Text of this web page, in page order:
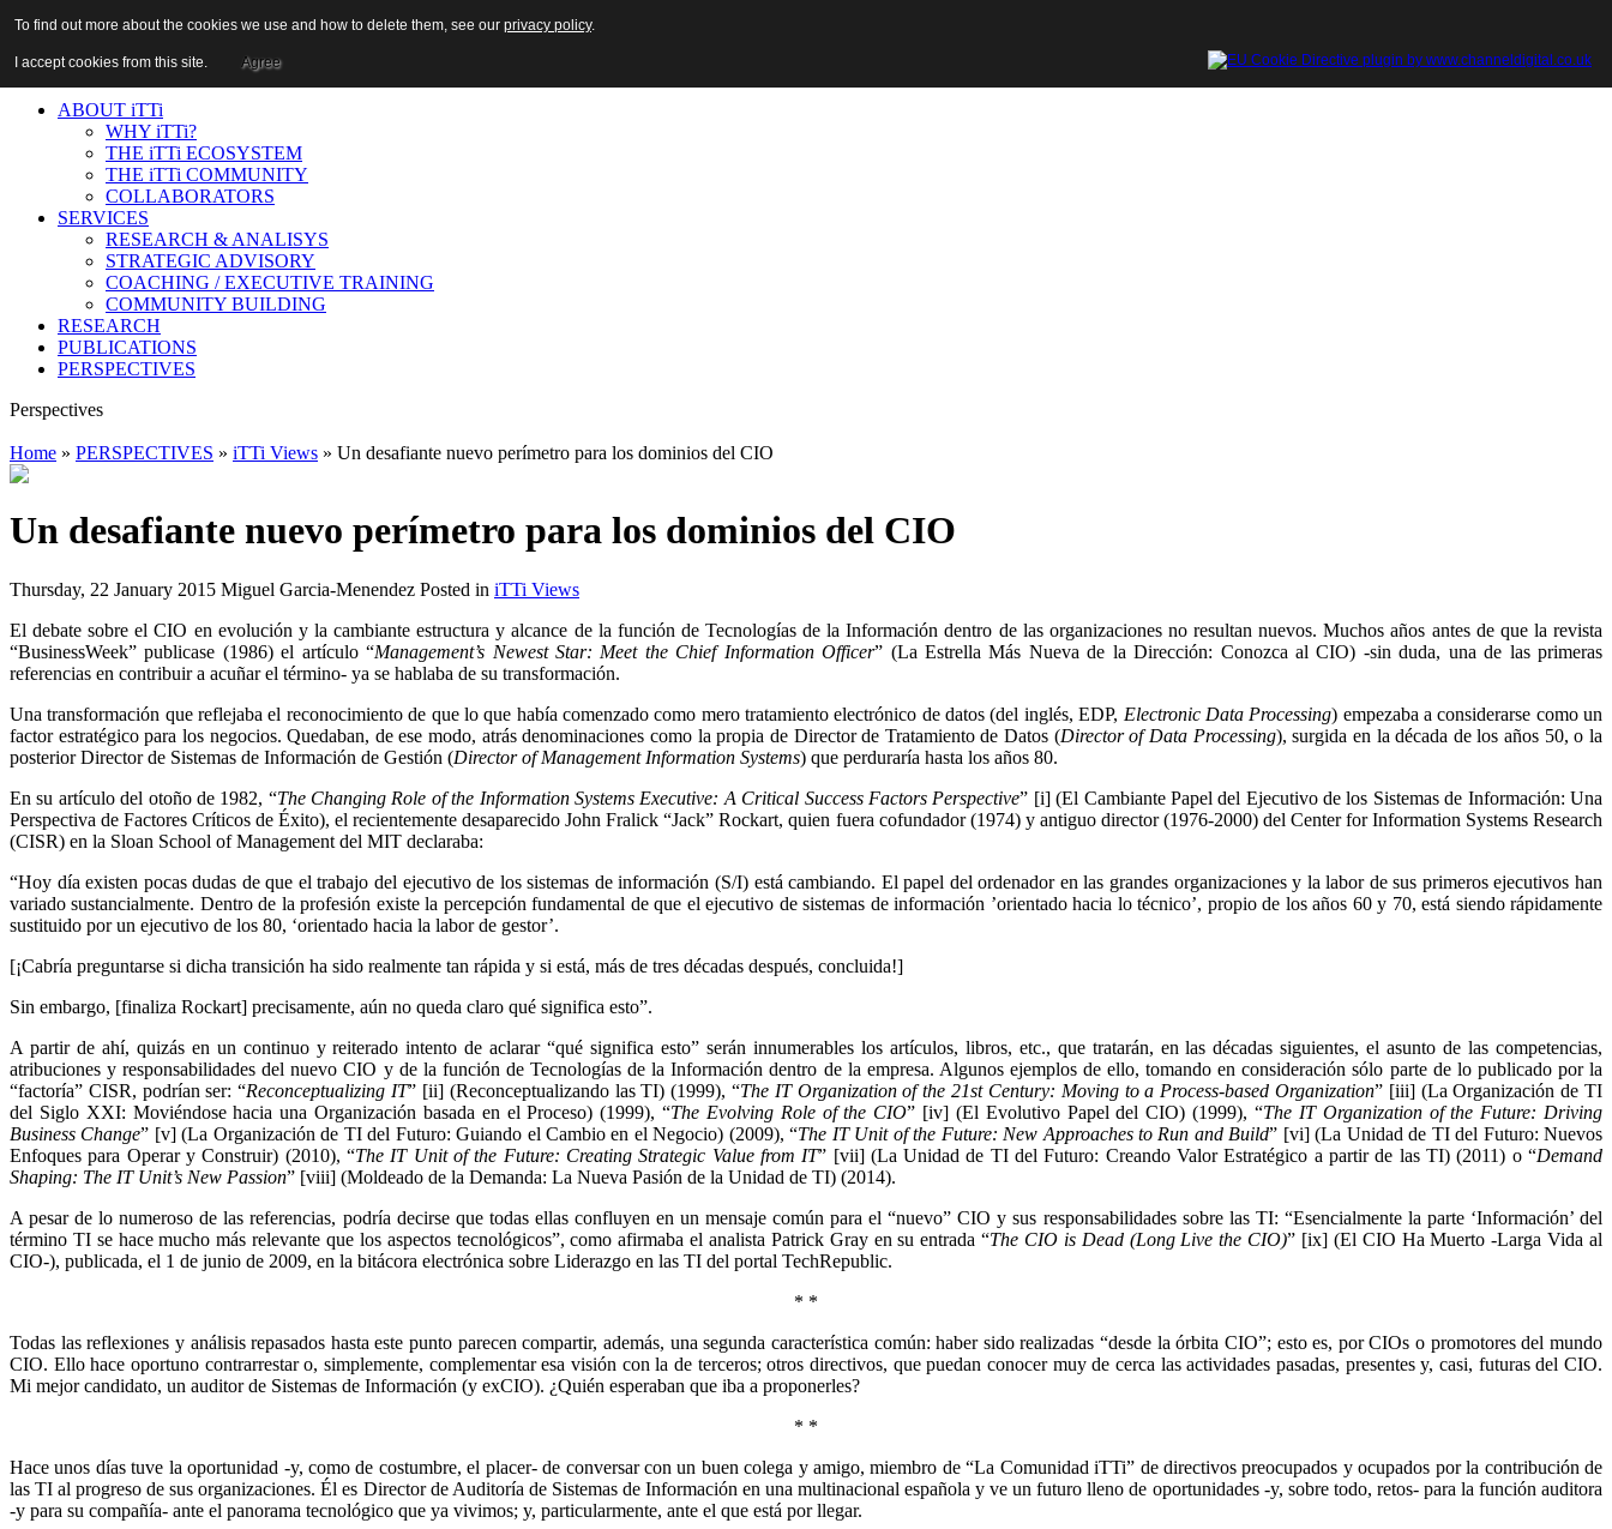
ABOUT iTTi
WHY iTTi?
THE iTTi ECOSYSTEM
THE iTTi COMMUNITY
COLLABORATORS
SERVICES
RESEARCH & ANALISYS
STRATEGIC ADVISORY
COACHING / EXECUTIVE TRAINING
COMMUNITY BUILDING
RESEARCH
PUBLICATIONS
PERSPECTIVES
Perspectives
Home » PERSPECTIVES » iTTi Views » Un desafiante nuevo perímetro para los dominios del CIO
Un desafiante nuevo perímetro para los dominios del CIO
Thursday, 22 January 2015 Miguel Garcia-Menendez Posted in iTTi Views
El debate sobre el CIO en evolución y la cambiante estructura y alcance de la función de Tecnologías de la Información dentro de las organizaciones no resultan nuevos. Muchos años antes de que la revista
“BusinessWeek” publicase (1986) el artículo “Management’s Newest Star: Meet the Chief Information Officer” (La Estrella Más Nueva de la Dirección: Conozca al CIO) -sin duda, una de las primeras
referencias en contribuir a acuñar el término- ya se hablaba de su transformación.
Una transformación que reflejaba el reconocimiento de que lo que había comenzado como mero tratamiento electrónico de datos (del inglés, EDP, Electronic Data Processing) empezaba a considerarse como un
factor estratégico para los negocios. Quedaban, de ese modo, atrás denominaciones como la propia de Director de Tratamiento de Datos (Director of Data Processing), surgida en la década de los años 50, o la
posterior Director de Sistemas de Información de Gestión (Director of Management Information Systems) que perduraría hasta los años 80.
En su artículo del otoño de 1982, “The Changing Role of the Information Systems Executive: A Critical Success Factors Perspective” [i] (El Cambiante Papel del Ejecutivo de los Sistemas de Información: Una
Perspectiva de Factores Críticos de Éxito), el recientemente desaparecido John Fralick “Jack” Rockart, quien fuera cofundador (1974) y antiguo director (1976-2000) del Center for Information Systems Research
(CISR) en la Sloan School of Management del MIT declaraba:
“Hoy día existen pocas dudas de que el trabajo del ejecutivo de los sistemas de información (S/I) está cambiando. El papel del ordenador en las grandes organizaciones y la labor de sus primeros ejecutivos han
variado sustancialmente. Dentro de la profesión existe la percepción fundamental de que el ejecutivo de sistemas de información ’orientado hacia lo técnico’, propio de los años 60 y 70, está siendo rápidamente
sustituido por un ejecutivo de los 80, ‘orientado hacia la labor de gestor’.
[¡Cabría preguntarse si dicha transición ha sido realmente tan rápida y si está, más de tres décadas después, concluida!]
Sin embargo, [finaliza Rockart] precisamente, aún no queda claro qué significa esto”.
A partir de ahí, quizás en un continuo y reiterado intento de aclarar “qué significa esto” serán innumerables los artículos, libros, etc., que tratarán, en las décadas siguientes, el asunto de las competencias,
atribuciones y responsabilidades del nuevo CIO y de la función de Tecnologías de la Información dentro de la empresa. Algunos ejemplos de ello, tomando en consideración sólo parte de lo publicado por la
“factoría” CISR, podrían ser: “Reconceptualizing IT” [ii] (Reconceptualizando las TI) (1999), “The IT Organization of the 21st Century: Moving to a Process-based Organization” [iii] (La Organización de TI
del Siglo XXI: Moviéndose hacia una Organización basada en el Proceso) (1999), “The Evolving Role of the CIO” [iv] (El Evolutivo Papel del CIO) (1999), “The IT Organization of the Future: Driving
Business Change” [v] (La Organización de TI del Futuro: Guiando el Cambio en el Negocio) (2009), “The IT Unit of the Future: New Approaches to Run and Build” [vi] (La Unidad de TI del Futuro: Nuevos
Enfoques para Operar y Construir) (2010), “The IT Unit of the Future: Creating Strategic Value from IT” [vii] (La Unidad de TI del Futuro: Creando Valor Estratégico a partir de las TI) (2011) o “Demand
Shaping: The IT Unit’s New Passion” [viii] (Moldeado de la Demanda: La Nueva Pasión de la Unidad de TI) (2014).
A pesar de lo numeroso de las referencias, podría decirse que todas ellas confluyen en un mensaje común para el “nuevo” CIO y sus responsabilidades sobre las TI: “Esencialmente la parte ‘Información’ del
término TI se hace mucho más relevante que los aspectos tecnológicos”, como afirmaba el analista Patrick Gray en su entrada “The CIO is Dead (Long Live the CIO)” [ix] (El CIO Ha Muerto -Larga Vida al
CIO-), publicada, el 1 de junio de 2009, en la bitácora electrónica sobre Liderazgo en las TI del portal TechRepublic.
* *
Todas las reflexiones y análisis repasados hasta este punto parecen compartir, además, una segunda característica común: haber sido realizadas “desde la órbita CIO”; esto es, por CIOs o promotores del mundo
CIO. Ello hace oportuno contrarrestar o, simplemente, complementar esa visión con la de terceros; otros directivos, que puedan conocer muy de cerca las actividades pasadas, presentes y, casi, futuras del CIO.
Mi mejor candidato, un auditor de Sistemas de Información (y exCIO). ¿Quién esperaban que iba a proponerles?
* *
Hace unos días tuve la oportunidad -y, como de costumbre, el placer- de conversar con un buen colega y amigo, miembro de “La Comunidad iTTi” de directivos preocupados y ocupados por la contribución de
las TI al progreso de sus organizaciones. Él es Director de Auditoría de Sistemas de Información en una multinacional española y ve un futuro lleno de oportunidades -y, sobre todo, retos- para la función auditora
-y para su compañía- ante el panorama tecnológico que ya vivimos; y, particularmente, ante el que está por llegar.
To find out more about the cookies we use and how to delete them, see our privacy policy.
I accept cookies from this site. Agree
To find out more about the cookies we use and how to delete them, see our privacy policy.
I accept cookies from this site. Agree